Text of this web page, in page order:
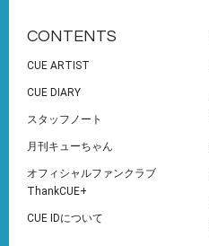
CONTENTS
CUE ARTIST
CUE DIARY
スタッフノート
月刊キューちゃん
オフィシャルファンクラブ
ThankCUE+
CUE IDについて